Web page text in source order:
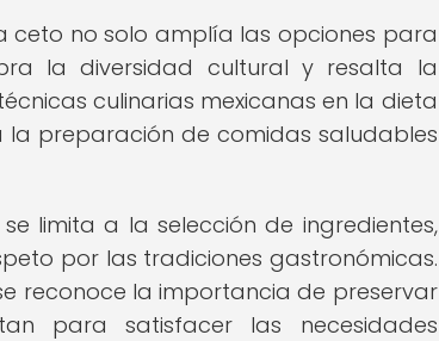
ceto no solo amplía las opciones para
la diversidad cultural y resalta la
culinarias mexicanas en la dieta
preparación de comidas saludables
limita a la selección de ingredientes,
por las tradiciones gastronómicas.
reconoce la importancia de preservar
para satisfacer las necesidades